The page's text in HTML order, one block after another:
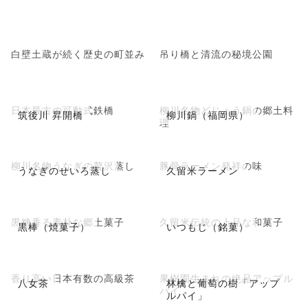
白壁土蔵が続く歴史の町並み 吊り橋と清流の秘境公園
筑後川 昇開橋
日本最古の可動式鉄橋 柳川鍋（福岡県）
柳川名物どじょう鍋の郷土料
理
うなぎのせいろ蒸し
柳川名物うなぎの贅沢蒸し 久留米ラーメン
豚骨ラーメン発祥の味
黒棒（焼菓子）
黒糖香る素朴な郷土菓子 いつもじ（銘菓）
久留米伝統の上品な和菓子
八女茶
香り高い日本有数の高級茶
林檎と葡萄の樹「アップ
ルパイ」
果樹園生まれの絶品アップル
パイ